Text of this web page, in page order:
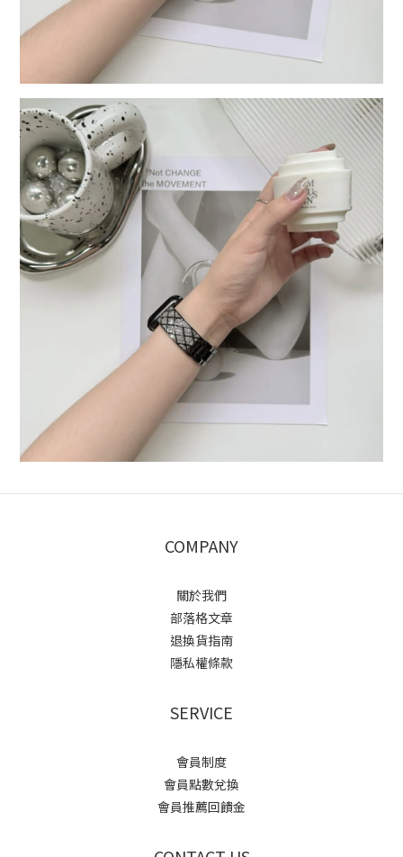
COMPANY
關於我們
部落格文章
退換貨指南
隱私權條款
SERVICE
會員制度
會員點數兌換
會員推薦回饋金